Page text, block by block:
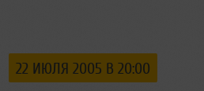
22 ИЮЛЯ 2005 В 20:00